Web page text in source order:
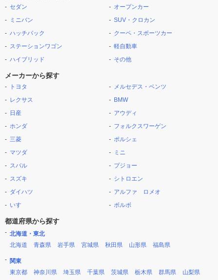
セダン
ミニバン
ハッチバック
ステーションワゴン
ハイブリッド
オープンカー
SUV・クロカン
クーペ・スポーツカー
軽自動車
その他
メーカーから探す
トヨタ
レクサス
日産
ホンダ
三菱
マツダ
スバル
スズキ
ダイハツ
いすゞ
メルセデス・ベンツ
BMW
アウディ
フォルクスワーゲン
ポルシェ
ミニ
プジョー
シトロエン
アルファ ロメオ
ボルボ
都道府県から探す
北海道・東北
北海道
青森県 岩手県 宮城県 秋田県 山形県 福島県
関東
東京都
神奈川県 埼玉県 千葉県 茨城県 栃木県 群馬県 山梨県